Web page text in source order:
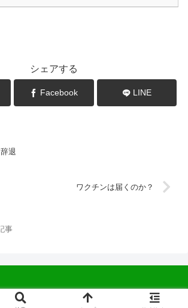
シェアする
Facebook LINE
退
ワクチンは届くのか？
事
© 2022 中広会長ブログ.